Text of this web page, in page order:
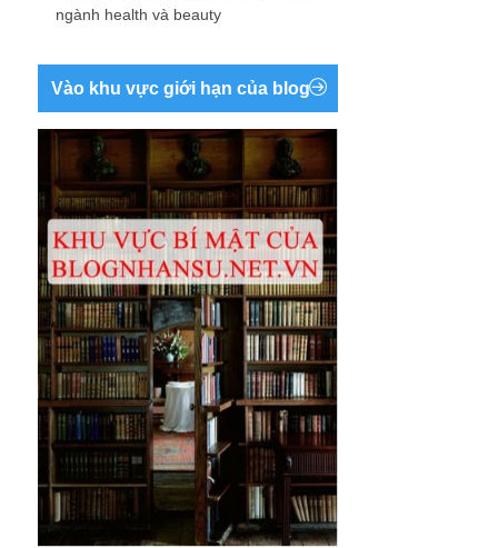
ngành health và beauty
Vào khu vực giới hạn của blog